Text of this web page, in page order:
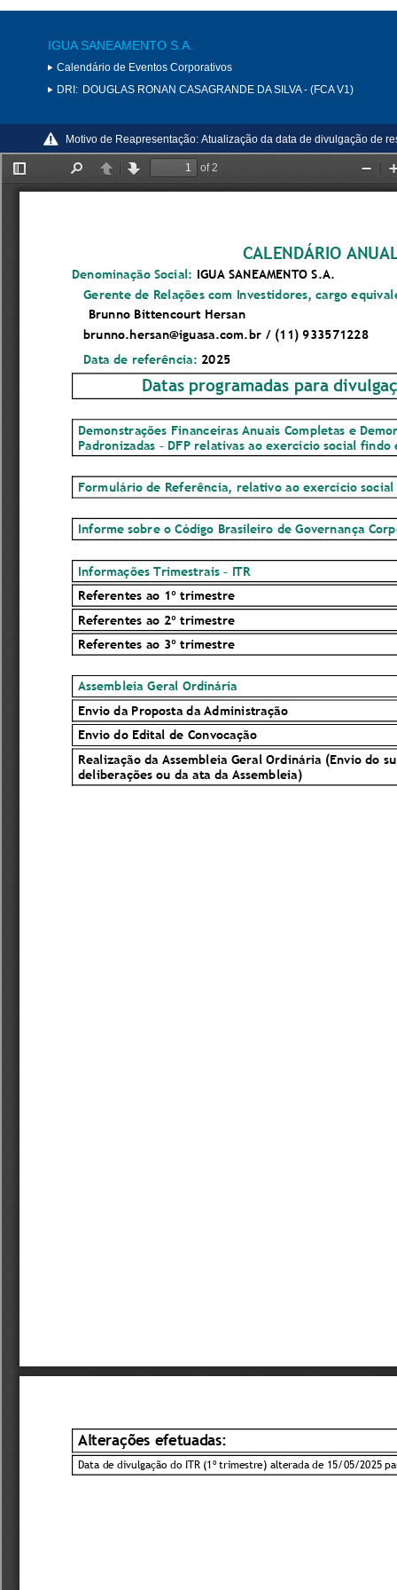
IGUA SANEAMENTO S.A.
Calendário de Eventos Corporativos
DRI: DOUGLAS RONAN CASAGRANDE DA SILVA - (FCA V1)
Motivo de Reapresentação: Atualização da data de divulgação de